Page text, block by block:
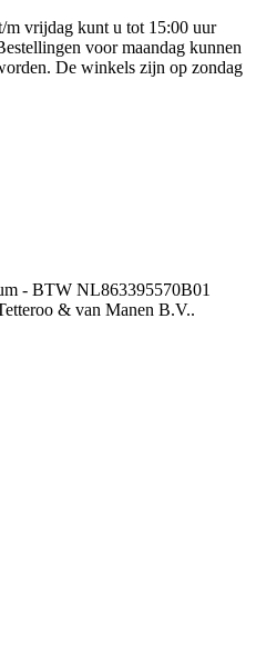
m vrijdag kunt u tot 15:00 uur
voor maandag kunnen
De winkels zijn op zondag
- BTW NL863395570B01
& van Manen B.V..